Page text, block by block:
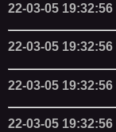
22-03-05 19:32:56
22-03-05 19:32:56
22-03-05 19:32:56
22-03-05 19:32:56